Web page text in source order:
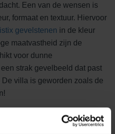
Een van de wensen is
formaat en textuur. Hiervoor
gevelstenen in de kleur
maatvastheid zijn de
voor dunne
strak gevelbeeld dat past
villa is geworden zoals de